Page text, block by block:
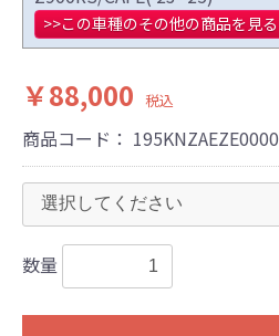
>>この車種のその他の商品を見る
￥88,000 税込
商品コード： 195KNZAEZE0000
数量